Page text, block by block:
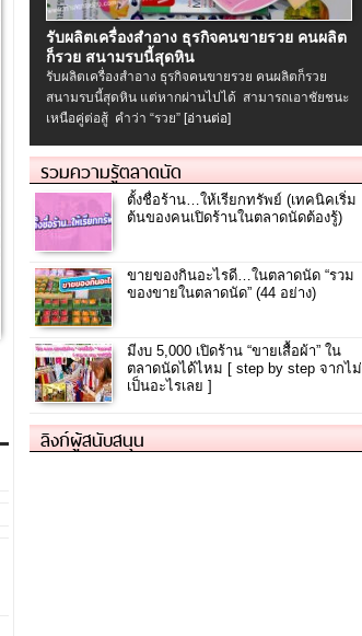
รับผลิตเครื่องสําอาง ธุรกิจคนขายรวย คนผลิต
ก็รวย สนามรบนี้สุดหิน
รับผลิตเครื่องสําอาง ธุรกิจคนขายรวย คนผลิตก็รวย
สนามรบนี้สุดหิน แต่หากผ่านไปได้ สามารถเอาชัยชนะ
เหนือคู่ต่อสู้ คำว่า “รวย” [อ่านต่อ]
รวมความรู้ตลาดนัด
ตั้งชื่อร้าน…ให้เรียกทรัพย์ (เทคนิคเริ่ม
ต้นของคนเปิดร้านในตลาดนัดต้องรู้)
ขายของกินอะไรดี…ในตลาดนัด “รวม
ของขายในตลาดนัด” (44 อย่าง)
มีงบ 5,000 เปิดร้าน “ขายเสื้อผ้า” ใน
ตลาดนัดได้ไหม [ step by step จากไม่
เป็นอะไรเลย ]
ลิงก์ผู้สนับสนุน